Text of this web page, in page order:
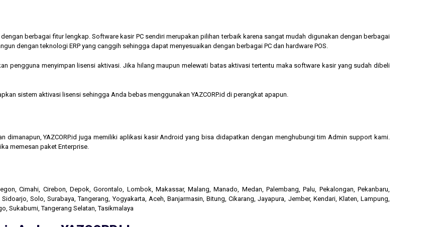
berbagai fitur lengkap. Software kasir PC sendiri merupakan pilihan terbaik karena sangat mudah digunakan dengan berbagai
dengan teknologi ERP yang canggih sehingga dapat menyesuaikan dengan berbagai PC dan hardware POS.
pengguna menyimpan lisensi aktivasi. Jika hilang maupun melewati batas aktivasi tertentu maka software kasir yang sudah dibeli
sistem aktivasi lisensi sehingga Anda bebas menggunakan YAZCORP.id di perangkat apapun.
YAZCORP.id juga memiliki aplikasi kasir Android yang bisa didapatkan dengan menghubungi tim Admin support kami.
memesan paket Enterprise.
Cimahi, Cirebon, Depok, Gorontalo, Lombok, Makassar, Malang, Manado, Medan, Palembang, Palu, Pekalongan, Pekanbaru,
Solo, Surabaya, Tangerang, Yogyakarta, Aceh, Banjarmasin, Bitung, Cikarang, Jayapura, Jember, Kendari, Klaten, Lampung,
Sukabumi, Tangerang Selatan, Tasikmalaya